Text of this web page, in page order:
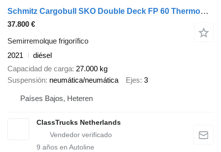
Schmitz Cargobull SKO Double Deck FP 60 ThermoKing SLXi 300
37.800 €
Semirremolque frigorífico
2021
diésel
Capacidad de carga 27.000 kg
Suspensión neumática/neumática Ejes 3
Países Bajos, Heteren
ClassTrucks Netherlands
9 años en Autoline